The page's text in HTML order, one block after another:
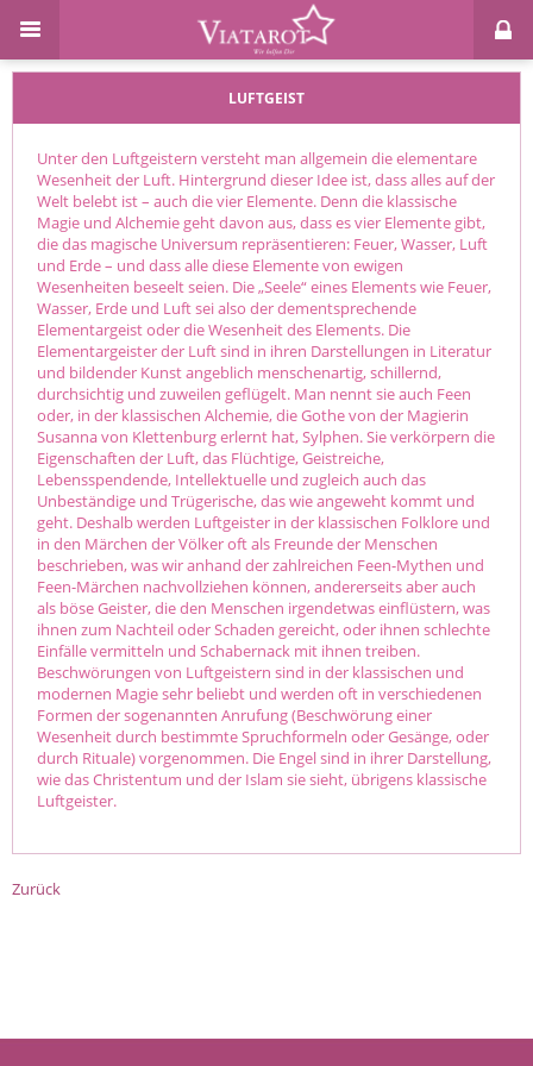
LUFTGEIST
Unter den Luftgeistern versteht man allgemein die elementare
Wesenheit der Luft. Hintergrund dieser Idee ist, dass alles auf der
Welt belebt ist – auch die vier Elemente. Denn die klassische
Magie und Alchemie geht davon aus, dass es vier Elemente gibt,
die das magische Universum repräsentieren: Feuer, Wasser, Luft
und Erde – und dass alle diese Elemente von ewigen
Wesenheiten beseelt seien. Die „Seele“ eines Elements wie Feuer,
Wasser, Erde und Luft sei also der dementsprechende
Elementargeist oder die Wesenheit des Elements. Die
Elementargeister der Luft sind in ihren Darstellungen in Literatur
und bildender Kunst angeblich menschenartig, schillernd,
durchsichtig und zuweilen geflügelt. Man nennt sie auch Feen
oder, in der klassischen Alchemie, die Gothe von der Magierin
Susanna von Klettenburg erlernt hat, Sylphen. Sie verkörpern die
Eigenschaften der Luft, das Flüchtige, Geistreiche,
Lebensspendende, Intellektuelle und zugleich auch das
Unbeständige und Trügerische, das wie angeweht kommt und
geht. Deshalb werden Luftgeister in der klassischen Folklore und
in den Märchen der Völker oft als Freunde der Menschen
beschrieben, was wir anhand der zahlreichen Feen-Mythen und
Feen-Märchen nachvollziehen können, andererseits aber auch
als böse Geister, die den Menschen irgendetwas einflüstern, was
ihnen zum Nachteil oder Schaden gereicht, oder ihnen schlechte
Einfälle vermitteln und Schabernack mit ihnen treiben.
Beschwörungen von Luftgeistern sind in der klassischen und
modernen Magie sehr beliebt und werden oft in verschiedenen
Formen der sogenannten Anrufung (Beschwörung einer
Wesenheit durch bestimmte Spruchformeln oder Gesänge, oder
durch Rituale) vorgenommen. Die Engel sind in ihrer Darstellung,
wie das Christentum und der Islam sie sieht, übrigens klassische
Luftgeister.
Zurück